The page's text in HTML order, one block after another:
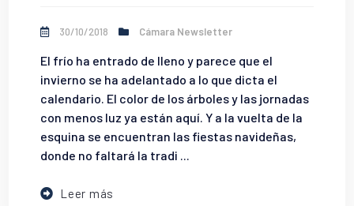
30/10/2018 Cámara Newsletter
El frío ha entrado de lleno y parece que el
invierno se ha adelantado a lo que dicta el
calendario. El color de los árboles y las jornadas
con menos luz ya están aquí. Y a la vuelta de la
esquina se encuentran las fiestas navideñas,
donde no faltará la tradi ...
Leer más